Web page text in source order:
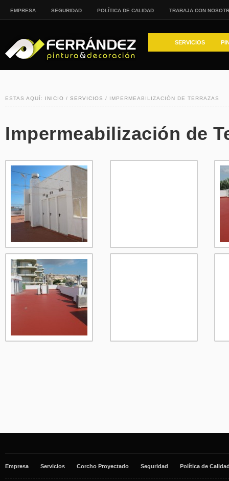
EMPRESA SEGURIDAD POLÍTICA DE CALIDAD TRABAJA CON
SERVICIOS
ESTAS AQUÍ: INICIO / SERVICIOS / IMPERMEABILIZACIÓN DE TERRAZAS
Impermeabilización de
Empresa Servicios Corcho Proyectado Seguridad Política de